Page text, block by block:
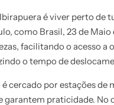
é viver perto de
como Brasil, 23 de Maio
facilitando o acesso a
o tempo de
cercado por estações de
garantem praticidade. No